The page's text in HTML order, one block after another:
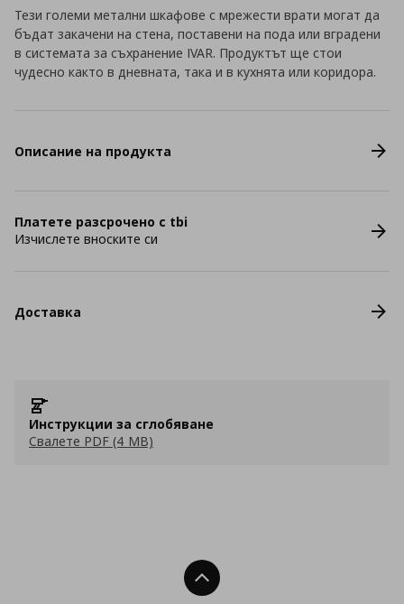
Тези големи метални шкафове с мрежести врати могат да
бъдат закачени на стена, поставени на пода или вградени
в системата за съхранение IVAR. Продуктът ще стои
чудесно както в дневната, така и в кухнята или коридора.
Описание на продукта
Платете разсрочено с tbi
Изчислете вноските си
Доставка
Инструкции за сглобяване
Свалете PDF (4 MB)
Нагоре